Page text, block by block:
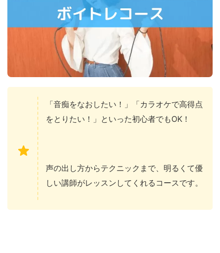
「音痴をなおしたい！」「カラオケで高得点
をとりたい！」といった初心者でもOK！
声の出し方からテクニックまで、明るくて優
しい講師がレッスンしてくれるコースです。